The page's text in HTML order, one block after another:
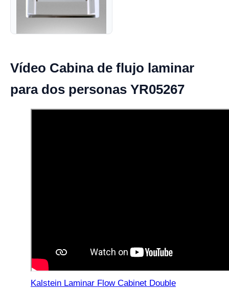
Vídeo Cabina de flujo laminar
para dos personas YR05267
Kalstein Laminar Flow Cabinet Double